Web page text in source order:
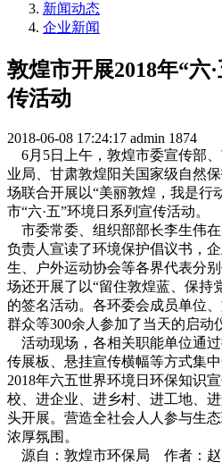
新闻动态
企业新闻
敦煌市开展2018年“六
传活动
2018-06-08 17:24:17 admin 1874
6月5日上午，敦煌市委宣传部
业局、甘肃敦煌阳关国家级自然
场联合开展以“美丽敦煌，我是行
市“六·五”环境日系列宣传活动。
市委常委、组织部部长李生伟
负责人宣读了环境保护倡议书，
生、户外运动协会等各界代表分
场还开展了以“留住敦煌蓝、保持
的签名活动。各环委会成员单位
群众等300余人参加了当天的启动
活动现场，各相关职能单位通
传展板、悬挂宣传横幅等方式集
2018年六五世界环境日环保知识
校、进企业、进乡村、进工地、
头开展。营造全社会人人参与生
浓厚氛围。
源自：敦煌市环保局 作者：赵